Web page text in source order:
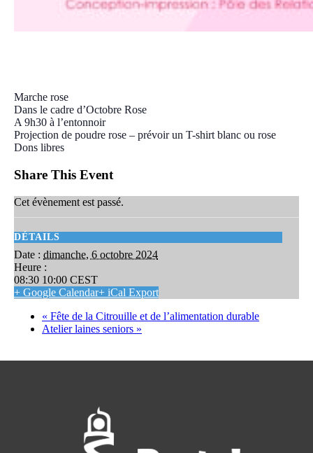
Marche rose
Dans le cadre d’Octobre Rose
A 9h30 à l’entonnoir
Projection de poudre rose – prévoir un T-shirt blanc ou rose
Dons libres
Share This Event
Cet évènement est passé.
DÉTAILS
Date : dimanche, 6 octobre 2024
Heure :
08:30 10:00 CEST
+ Google Calendar+ iCal Export
« Fête de la Citrouille et de l’alimentation durable
Atelier laines seniors »